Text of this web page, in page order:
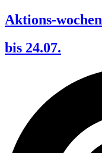
Aktions-wochen
bis 24.07.